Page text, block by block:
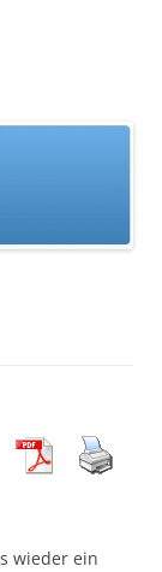
wieder ein